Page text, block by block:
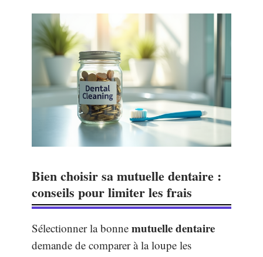
Bien choisir sa mutuelle dentaire :
conseils pour limiter les frais
Sélectionner la bonne mutuelle dentaire
demande de comparer à la loupe les